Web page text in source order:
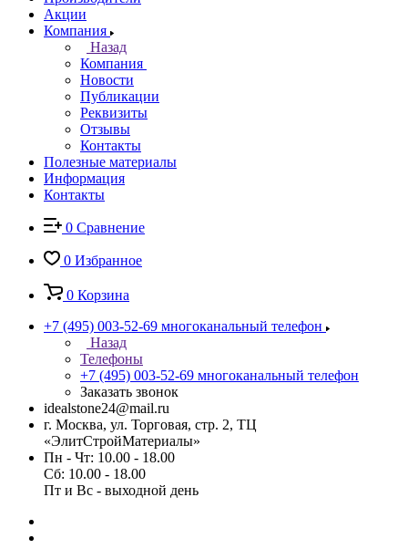
Акции
Компания
Назад
Компания
Новости
Публикации
Реквизиты
Отзывы
Контакты
Полезные материалы
Информация
Контакты
0 Сравнение
0 Избранное
0 Корзина
+7 (495) 003-52-69 многоканальный телефон
Назад
Телефоны
+7 (495) 003-52-69 многоканальный телефон
Заказать звонок
idealstone24@mail.ru
г. Москва, ул. Торговая, стр. 2, ТЦ
«ЭлитСтройМатериалы»
Пн - Чт: 10.00 - 18.00
Сб: 10.00 - 18.00
Пт и Вс - выходной день